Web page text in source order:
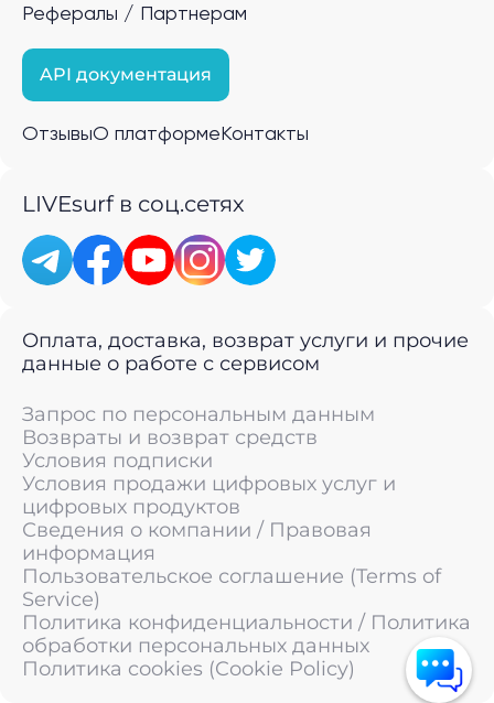
Рефералы / Партнерам
API документация
ОтзывыО платформе Контакты
LIVEsurf в соц.сетях
Оплата, доставка, возврат услуги и прочие
данные о работе с сервисом
Запрос по персональным данным
Возвраты и возврат средств
Условия подписки
Условия продажи цифровых услуг и
цифровых продуктов
Сведения о компании / Правовая
информация
Пользовательское соглашение (Terms of
Service)
Политика конфиденциальности / Политика
обработки персональных данных
Политика cookies (Cookie Policy)